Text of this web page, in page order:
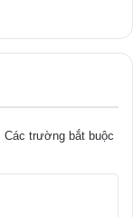
Các trường bắt buộc